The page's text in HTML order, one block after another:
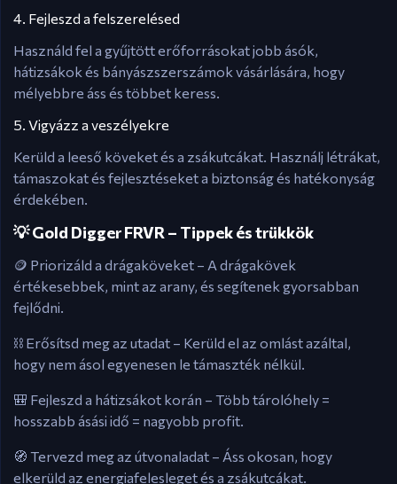
4. Fejleszd a felszerelésed
Használd fel a gyűjtött erőforrásokat jobb ásók,
hátizsákok és bányászszerszámok vásárlására, hogy
mélyebbre áss és többet keress.
5. Vigyázz a veszélyekre
Kerüld a leeső köveket és a zsákutcákat. Használj létrákat,
támaszokat és fejlesztéseket a biztonság és hatékonyság
érdekében.
💡 Gold Digger FRVR – Tippek és trükkök
🪙 Priorizáld a drágaköveket – A drágakövek
értékesebbek, mint az arany, és segítenek gyorsabban
fejlődni.
⛓️ Erősítsd meg az utadat – Kerüld el az omlást azáltal,
hogy nem ásol egyenesen le támaszték nélkül.
🎒 Fejleszd a hátizsákot korán – Több tárolóhely =
hosszabb ásási idő = nagyobb profit.
🧭 Tervezd meg az útvonaladat – Áss okosan, hogy
elkerüld az energiafelesleget és a zsákutcákat.